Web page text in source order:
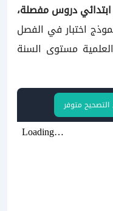
دروس مفصلة،
اختبار في الفصل
مستوى السنة
التصحيح متوفر